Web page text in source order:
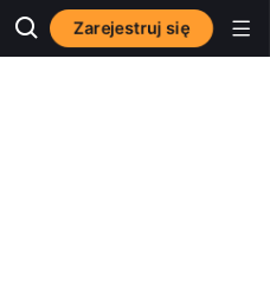
Zarejestruj się